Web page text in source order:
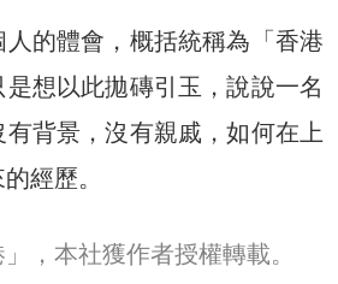
的體會，概括統稱為「香港
想以此拋磚引玉，說說一名
有背景，沒有親戚，如何在上
經歷。
，本社獲作者授權轉載。